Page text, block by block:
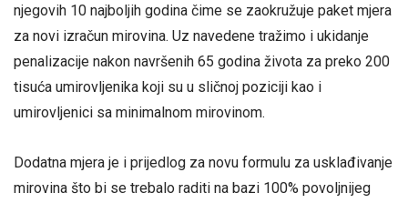
njegovih 10 najboljih godina čime se zaokružuje paket mjera
za novi izračun mirovina. Uz navedene tražimo i ukidanje
penalizacije nakon navršenih 65 godina života za preko 200
tisuća umirovljenika koji su u sličnoj poziciji kao i
umirovljenici sa minimalnom mirovinom.
Dodatna mjera je i prijedlog za novu formulu za usklađivanje
mirovina što bi se trebalo raditi na bazi 100% povoljnijeg